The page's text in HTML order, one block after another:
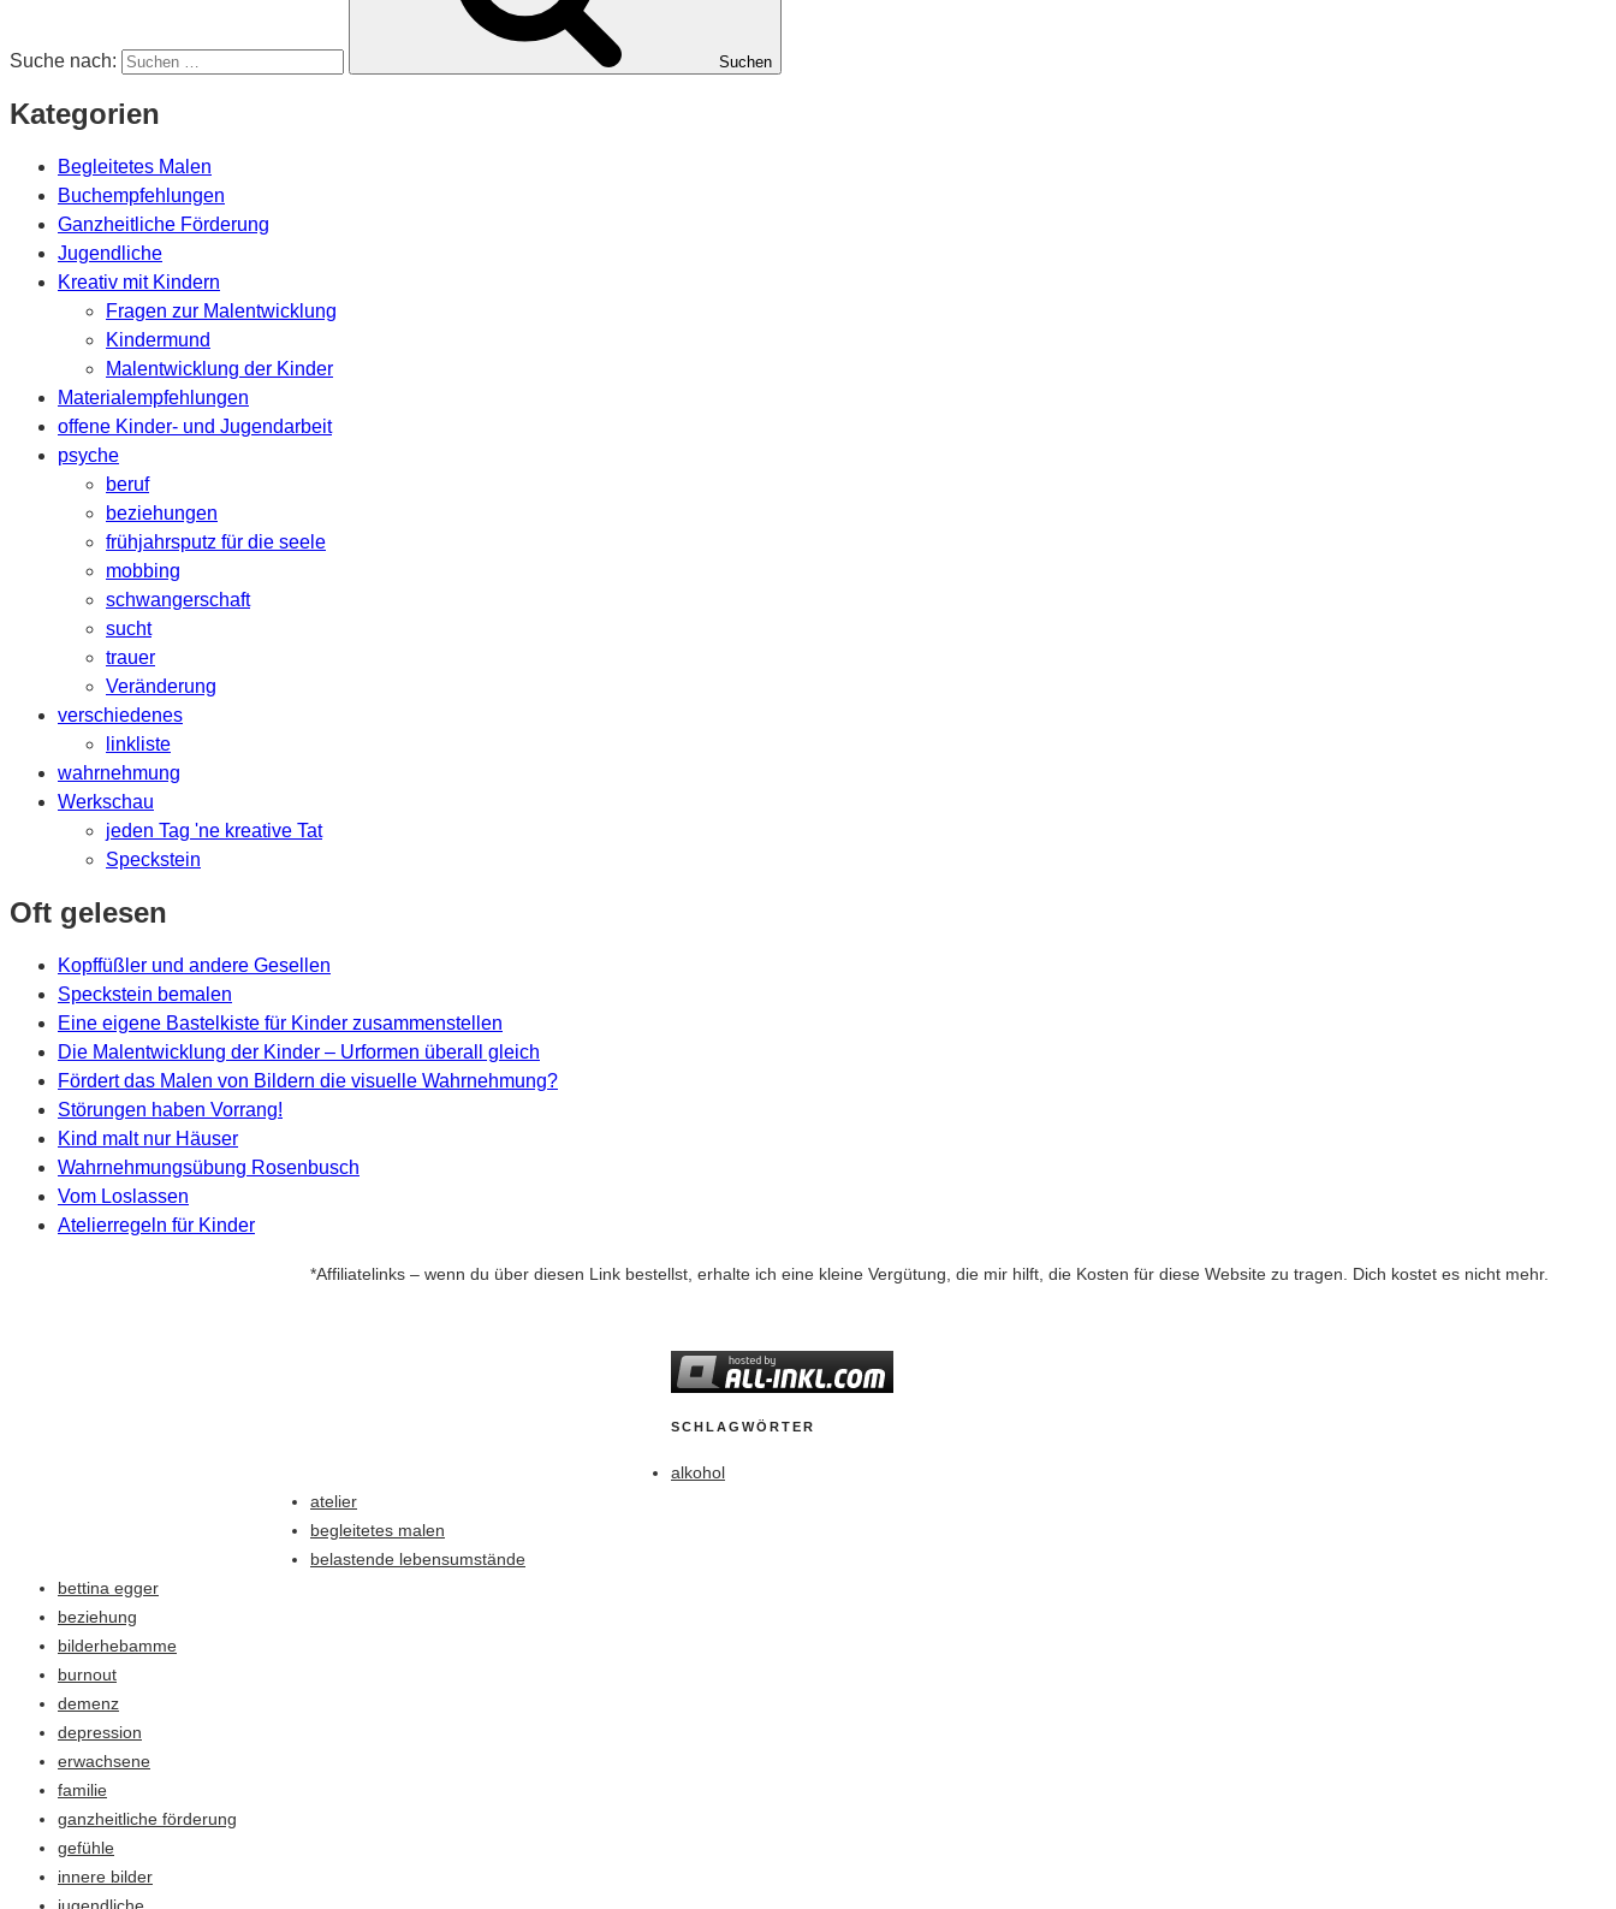
Suche nach: Suchen
Kategorien
Begleitetes Malen
Buchempfehlungen
Ganzheitliche Förderung
Jugendliche
Kreativ mit Kindern
Fragen zur Malentwicklung
Kindermund
Malentwicklung der Kinder
Materialempfehlungen
offene Kinder- und Jugendarbeit
psyche
beruf
beziehungen
frühjahrsputz für die seele
mobbing
schwangerschaft
sucht
trauer
Veränderung
verschiedenes
linkliste
wahrnehmung
Werkschau
jeden Tag 'ne kreative Tat
Speckstein
Oft gelesen
Kopffüßler und andere Gesellen
Speckstein bemalen
Eine eigene Bastelkiste für Kinder zusammenstellen
Die Malentwicklung der Kinder – Urformen überall gleich
Fördert das Malen von Bildern die visuelle Wahrnehmung?
Störungen haben Vorrang!
Kind malt nur Häuser
Wahrnehmungsübung Rosenbusch
Vom Loslassen
Atelierregeln für Kinder
*Affiliatelinks – wenn du über diesen Link bestellst, erhalte ich eine kleine Vergütung, die mir hilft, die Kosten für diese Website zu tragen. Dich kostet es nicht mehr.
SCHLAGWÖRTER
alkohol
atelier
begleitetes malen
belastende lebensumstände
bettina egger
beziehung
bilderhebamme
burnout
demenz
depression
erwachsene
familie
ganzheitliche förderung
gefühle
innere bilder